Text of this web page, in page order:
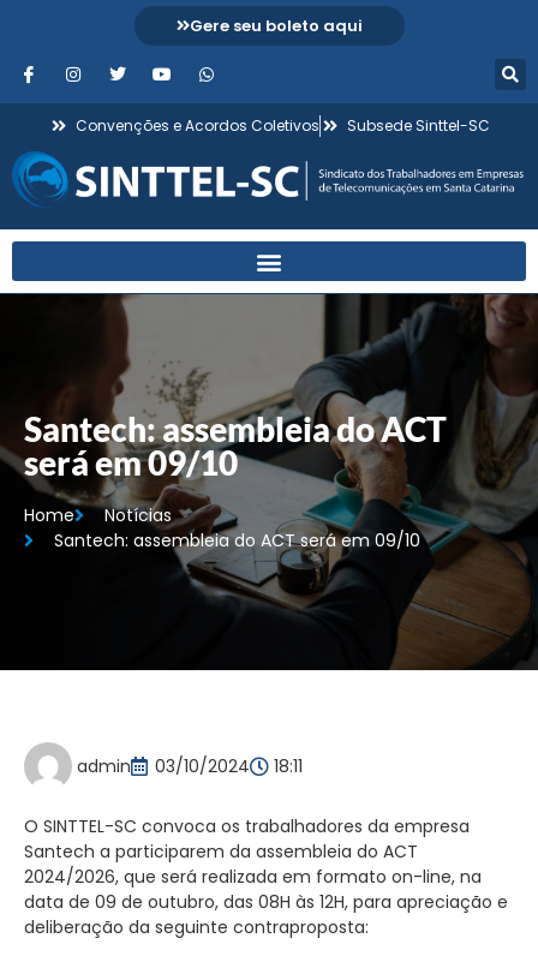
Gere seu boleto aqui
Convenções e Acordos Coletivos Subsede Sinttel-SC
Santech: assembleia do ACT
será em 09/10
Home
Notícias
Santech: assembleia do ACT será em 09/10
admin 03/10/2024 18:11
O SINTTEL-SC convoca os trabalhadores da empresa
Santech a participarem da assembleia do ACT
2024/2026, que será realizada em formato on-line, na
data de 09 de outubro, das 08H às 12H, para apreciação e
deliberação da seguinte contraproposta: